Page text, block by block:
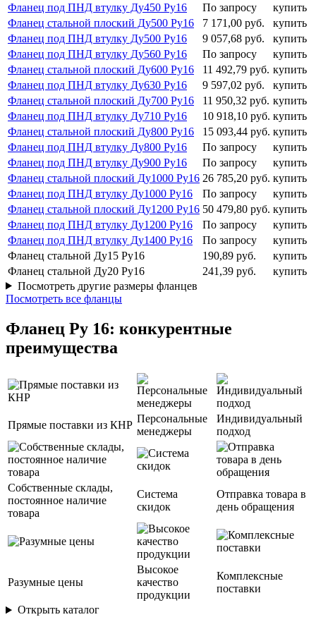
Фланец под ПНД втулку Ду450 Ру16
По запросу
купить
Фланец стальной плоский Ду500 Ру16
7 171,00 руб.
купить
Фланец под ПНД втулку Ду500 Ру16
9 057,68 руб.
купить
Фланец под ПНД втулку Ду560 Ру16
По запросу
купить
Фланец стальной плоский Ду600 Ру16
11 492,79 руб. купить
Фланец под ПНД втулку Ду630 Ру16
9 597,02 руб.
купить
Фланец стальной плоский Ду700 Ру16
11 950,32 руб. купить
Фланец под ПНД втулку Ду710 Ру16
10 918,10 руб. купить
Фланец стальной плоский Ду800 Ру16
15 093,44 руб. купить
Фланец под ПНД втулку Ду800 Ру16
По запросу
купить
Фланец под ПНД втулку Ду900 Ру16
По запросу
купить
Фланец стальной плоский Ду1000 Ру16 26 785,20 руб. купить
Фланец под ПНД втулку Ду1000 Ру16
По запросу
купить
Фланец стальной плоский Ду1200 Ру16 50 479,80 руб. купить
Фланец под ПНД втулку Ду1200 Ру16
По запросу
купить
Фланец под ПНД втулку Ду1400 Ру16
По запросу
купить
Фланец стальной Ду15 Ру16
190,89 руб.
купить
Фланец стальной Ду20 Ру16
241,39 руб.
купить
Посмотреть другие размеры фланцев
Посмотреть все фланцы
Фланец Ру 16: конкурентные
преимущества
Прямые поставки из КНР
Персональные
менеджеры
Индивидуальный
подход
Собственные склады,
постоянное наличие
товара
Система
скидок
Отправка товара в
день обращения
Разумные цены
Высокое
качество
продукции
Комплексные
поставки
Открыть каталог